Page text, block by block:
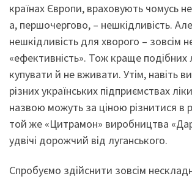
країнах Європи, враховують чомусь
а, першочергово, – нешкідливість.
нешкідливість для хворого – зовсім
«ефективність». Тож краще поді­бних
купувати й не вживати. Утім, навіть
різних українських підприємствах
назвою можуть за ціною різнитися в
той же «Цитрамон» виробництва
удвічі дорожчий від луганського.
Спробуємо здійснити зовсім